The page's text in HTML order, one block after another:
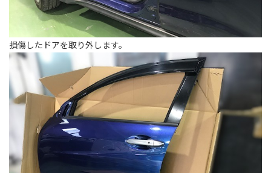
損傷したドアを取り外します。